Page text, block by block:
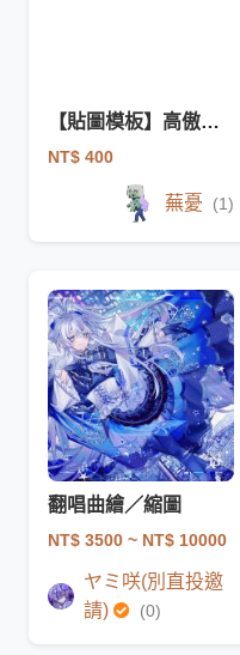
【貼圖模板】高傲笑模板
NT$ 400
蕪憂 (1)
翻唱曲繪／縮圖
NT$ 3500 ~ NT$ 10000
ヤミ咲(別直投邀
請)
(0)